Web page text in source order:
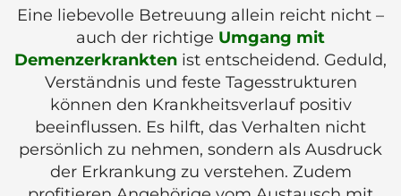
Eine liebevolle Betreuung allein reicht nicht –
auch der richtige Umgang mit
Demenzerkrankten ist entscheidend. Geduld,
Verständnis und feste Tagesstrukturen
können den Krankheitsverlauf positiv
beeinflussen. Es hilft, das Verhalten nicht
persönlich zu nehmen, sondern als Ausdruck
der Erkrankung zu verstehen. Zudem